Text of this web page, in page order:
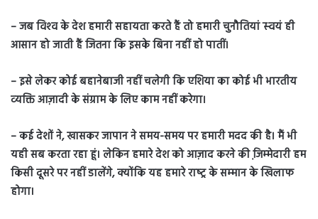
– जब विश्‍व के देश हमारी सहायता करते हैं तो हमारी चुनौतियां स्‍वयं ही
आसान हो जाती हैं जितना कि इसके बिना नहीं हो पातीं।
– इसे लेकर कोई बहानेबाजी नहीं चलेगी कि एशिया का कोई भी भारतीय
व्‍यक्ति आज़ादी के संग्राम के लिए काम नहीं करेगा।
– कई देशों ने, खासकर जापान ने समय-समय पर हमारी मदद की है। मैं भी
यही सब करता रहा हूं। लेकिन हमारे देश को आज़ाद करने की जि़म्‍मेदारी हम
किसी दूसरे पर नहीं डालेंगे, क्‍योंकि यह हमारे राष्‍ट्र के सम्‍मान के खिलाफ
होगा।